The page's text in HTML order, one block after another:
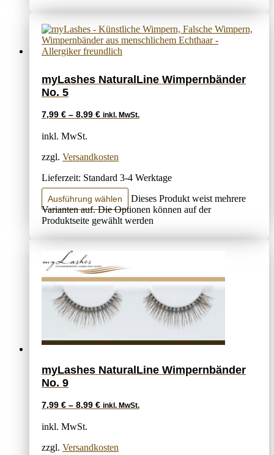
myLashes NaturalLine Wimpernbänder
No. 5
7,99 € – 8,99 € inkl. MwSt.
inkl. MwSt.
zzgl. Versandkosten
Lieferzeit: Standard 3-4 Werktage
Ausführung wählen
Dieses Produkt weist mehrere
Varianten auf. Die Optionen können auf der
Produktseite gewählt werden
myLashes NaturalLine Wimpernbänder
No. 9
7,99 € – 8,99 € inkl. MwSt.
inkl. MwSt.
zzgl. Versandkosten